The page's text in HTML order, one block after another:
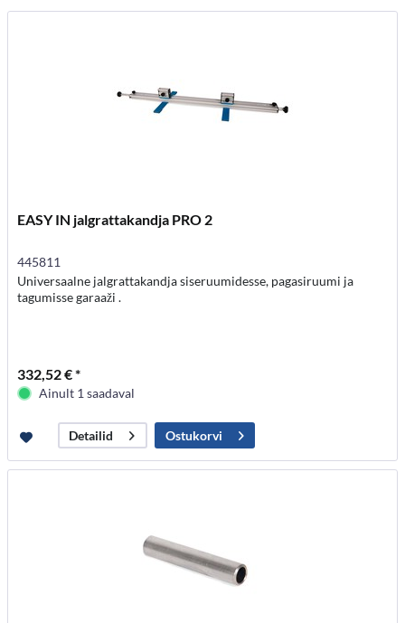
EASY IN jalgrattakandja PRO 2
445811
Universaalne jalgrattakandja siseruumidesse, pagasiruumi ja
tagumisse garaaži .
332,52 € *
Ainult 1 saadaval
Detailid Ostukorvi